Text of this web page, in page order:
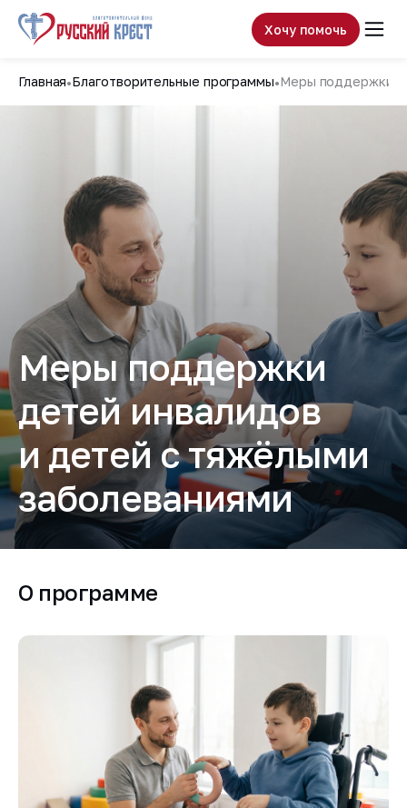
Хочу помочь
Главная Благотворительные программы Меры поддержки
Меры поддержки
детей инвалидов
и детей с тяжёлыми
заболеваниями
О программе